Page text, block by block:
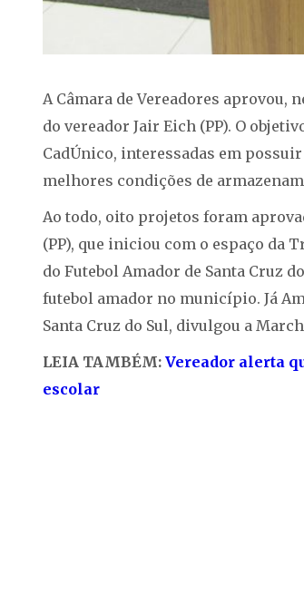
A Câmara de Vereadores aprovou,
do vereador Jair Eich (PP). O
CadÚnico, interessadas em
melhores condições de
Ao todo, oito projetos foram
(PP), que iniciou com o espaço da
do Futebol Amador de Santa Cruz
futebol amador no município. Já
Santa Cruz do Sul, divulgou a
LEIA TAMBÉM: Vereador alerta
escolar